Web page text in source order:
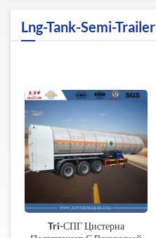
Lng-Tank-Semi-Trailer
Tri-СПГ Цистерна